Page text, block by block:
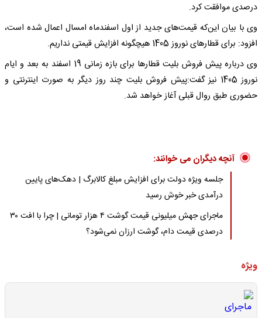
درصدی موافقت کرد.
وی با بیان این‌که قیمت‌های جدید از اول اسفندماه امسال اعمال شده است،
افزود: برای قطارهای نوروز 1405 هیچگونه افزایش قیمتی نداریم.
وی درباره پیش فروش بلیت قطارها برای بازه زمانی 19 اسفند به بعد و ایام
نوروز 1405 نیز گفت:‌پیش فروش بلیت چند روز دیگر به صورت اینترنتی و
حضوری طبق روال قبلی آغاز خواهد شد.
آنچه دیگران می خوانند:
جلسه ویژه دولت برای افزایش مبلغ کالابرگ | دهک‌های پایین
درآمدی خبر خوش رسید
ماجرای جهش میلیونی قیمت گوشت ۴ هزار تومانی | چرا با افت ۳۰
درصدی قیمت دام، گوشت ارزان نمی‌شود؟
ویژه